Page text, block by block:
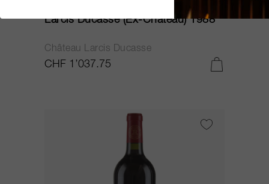
Larcis Ducasse (Ex-Château) 1988
Château Larcis Ducasse
CHF 1’037.75